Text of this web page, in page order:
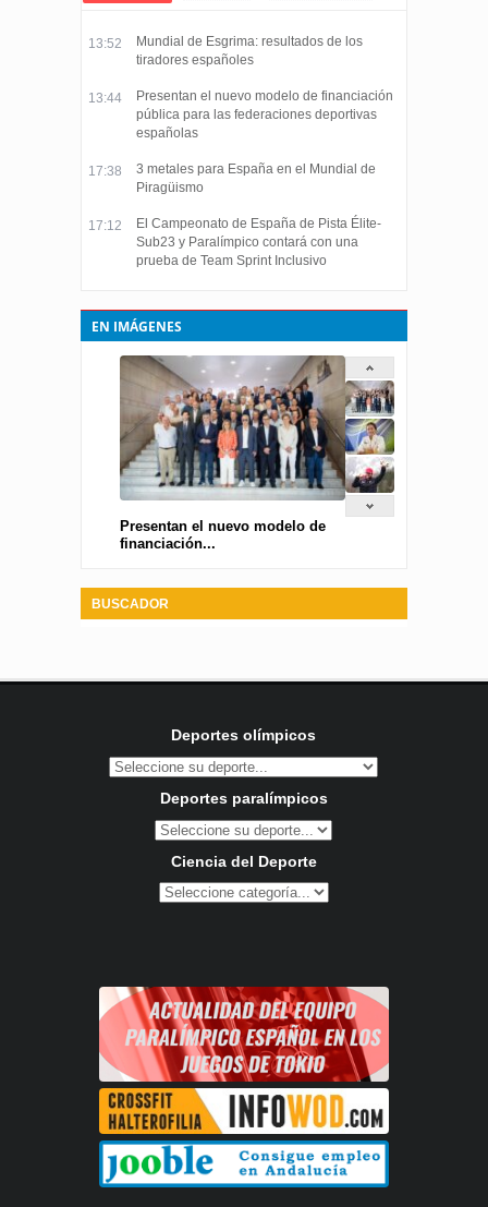
13:52
Mundial de Esgrima: resultados de los
tiradores españoles
13:44
Presentan el nuevo modelo de financiación
pública para las federaciones deportivas
españolas
17:38
3 metales para España en el Mundial de
Piragüismo
17:12
El Campeonato de España de Pista Élite-
Sub23 y Paralímpico contará con una
prueba de Team Sprint Inclusivo
EN IMÁGENES
Presentan el nuevo modelo de
financiación...
BUSCADOR
Deportes olímpicos
Deportes paralímpicos
Ciencia del Deporte